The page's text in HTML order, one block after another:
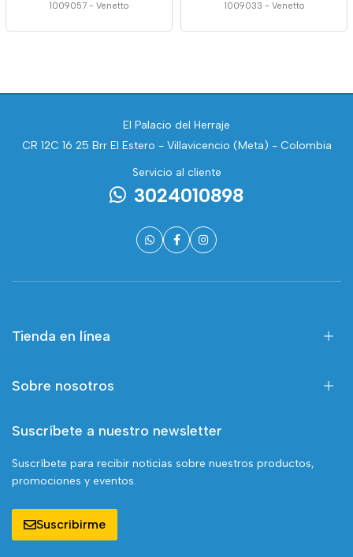
1009057 - Venetto 1009033 - Venetto
El Palacio del Herraje
CR 12C 16 25 Brr El Estero - Villavicencio (Meta) - Colombia
Servicio al cliente
3024010898
Tienda en línea
Sobre nosotros
Suscríbete a nuestro newsletter
Suscríbete para recibir noticias sobre nuestros productos,
promociones y eventos.
Suscribirme